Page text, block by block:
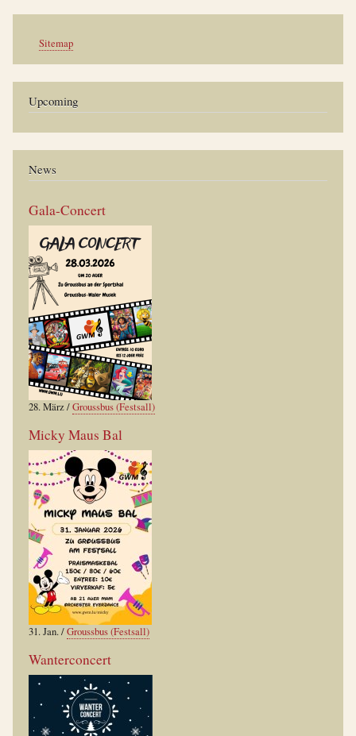
Sitemap
Upcoming
News
Gala-Concert
28. März/Groussbus (Festsall)
Micky Maus Bal
31. Jan./Groussbus (Festsall)
Wanterconcert